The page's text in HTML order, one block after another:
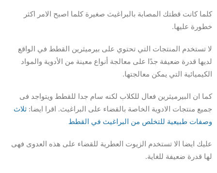
كلما كانت قطتك المصابة بالبراغيث صغيرة كلما اصبح الامر اكثر
خطورة عليها.
لا تستخدم المنتجات التي تحتوي على بيرميثرين القطط في الواقع
لديها قدرة ضعيفة جدًا على معالجة أنواع معينة من الأدوية والمواد
الكيميائية التي يمكن معالجتها.
كما ان البيرميثرين فعال للكلاب لكنه سام جدا للقطط ويتواجد فى
جميع منتجات الادوية الخاصة بالقضاء على البراغيث. اقرا ايضا: ثلاث
وصفات طبيعية للتخلص من البراغيث في القطط
عليك ايضا الا تستخدم الزيوت العطرية للقضاء على هذه العدوى فهى
لها قدرة ضعيفة للغاية.